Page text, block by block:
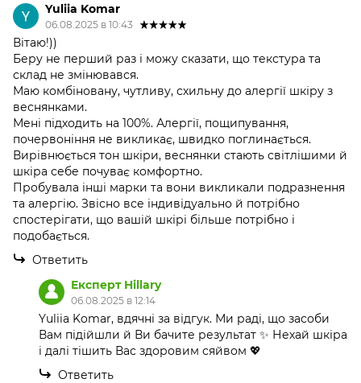
Yuliia Komar
06.08.2025 в 10:43
Вітаю!))
Беру не перший раз і можу сказати, що текстура та
склад не змінювався.
Маю комбіновану, чутливу, схильну до алергії шкіру з
веснянками.
Мені підходить на 100%. Алергії, пощипування,
почервоніння не викликає, швидко поглинається.
Вирівнюється тон шкіри, веснянки стають світлішими й
шкіра себе почуває комфортно.
Пробувала інші марки та вони викликали подразнення
та алергію. Звісно все індивідуально й потрібно
спостерігати, що вашій шкірі більше потрібно і
подобається.
Ответить
Експерт Hillary
06.08.2025 в 12:14
Yuliia Komar, вдячні за відгук. Ми раді, що засоби
Вам підійшли й Ви бачите результат ✨ Нехай шкіра
і далі тішить Вас здоровим сяйвом 💖
Ответить